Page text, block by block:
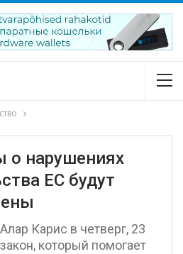
о нарушениях
ЕС будут
Карис в четверг, 23
который помогает